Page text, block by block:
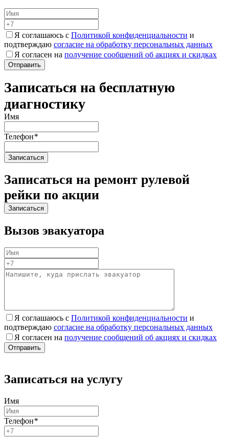
Я соглашаюсь с Политикой конфиденциальности и
подтверждаю согласие на обработку персональных данных
Я согласен на получение сообщений об акциях и скидках
Записаться на бесплатную
диагностику
Имя
Телефон*
Записаться на ремонт рулевой
рейки по акции
Вызов эвакуатора
Я соглашаюсь с Политикой конфиденциальности и
подтверждаю согласие на обработку персональных данных
Я согласен на получение сообщений об акциях и скидках
Записаться на услугу
Имя
Телефон*